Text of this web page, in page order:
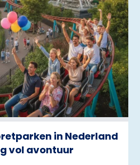
in Nederland
vol avontuur